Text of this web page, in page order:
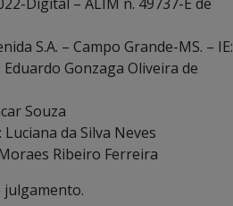
S.A. – Campo Grande-MS. – IE:
Eduardo Gonzaga Oliveira de
Souza
da Silva Neves
Ribeiro Ferreira